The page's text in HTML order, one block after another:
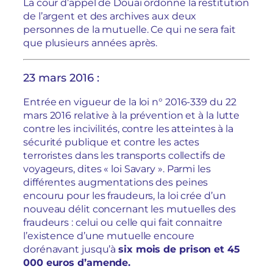
La cour d’appel de Douai ordonne la restitution
de l’argent et des archives aux deux
personnes de la mutuelle. Ce qui ne sera fait
que plusieurs années après.
23 mars 2016 :
Entrée en vigueur de la loi n° 2016-339 du 22
mars 2016 relative à la prévention et à la lutte
contre les incivilités, contre les atteintes à la
sécurité publique et contre les actes
terroristes dans les transports collectifs de
voyageurs, dites « loi Savary ». Parmi les
différentes augmentations des peines
encouru pour les fraudeurs, la loi crée d’un
nouveau délit concernant les mutuelles des
fraudeurs : celui ou celle qui fait connaitre
l’existence d’une mutuelle encoure
dorénavant jusqu’àsix mois de prison et 45
000 euros d’amende.